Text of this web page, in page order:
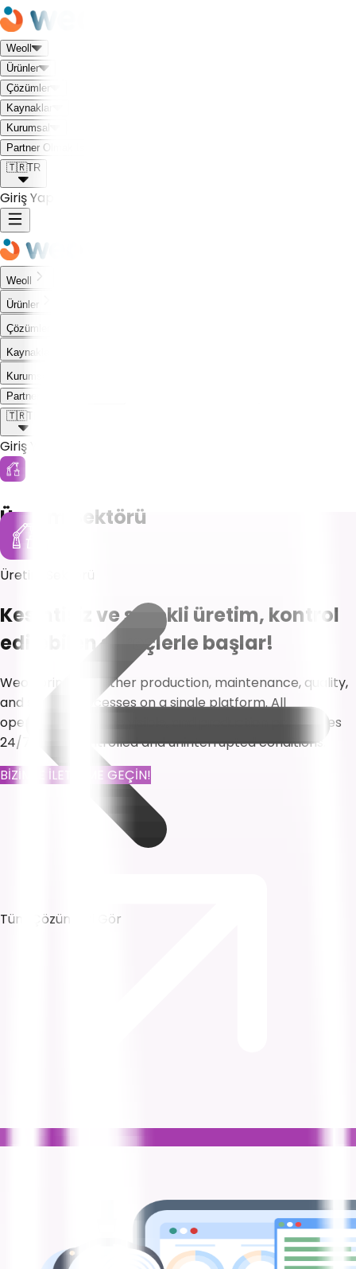
Weoll
Ürünler
Çözümler
Kaynaklar
Kurumsal
Partner Olmak İstiyorum
🇹🇷TR
Giriş Yap
Weoll
Ürünler
Çözümler
Kaynaklar
Kurumsal
Partner Olmak İstiyorum
🇹🇷TR
Giriş Yap
Üretim Sektörü
Tüm Çözümleri Gör
Üretim Sektörü
Kesintisiz ve sürekli üretim, kontrol
edilebilen süreçlerle başlar!
Weoll brings together production, maintenance, quality,
and supply processes on a single platform. All
operations become visible, and production progresses
24/7 under controlled and uninterrupted conditions.
BİZİMLE İLETİŞİME GEÇİN!